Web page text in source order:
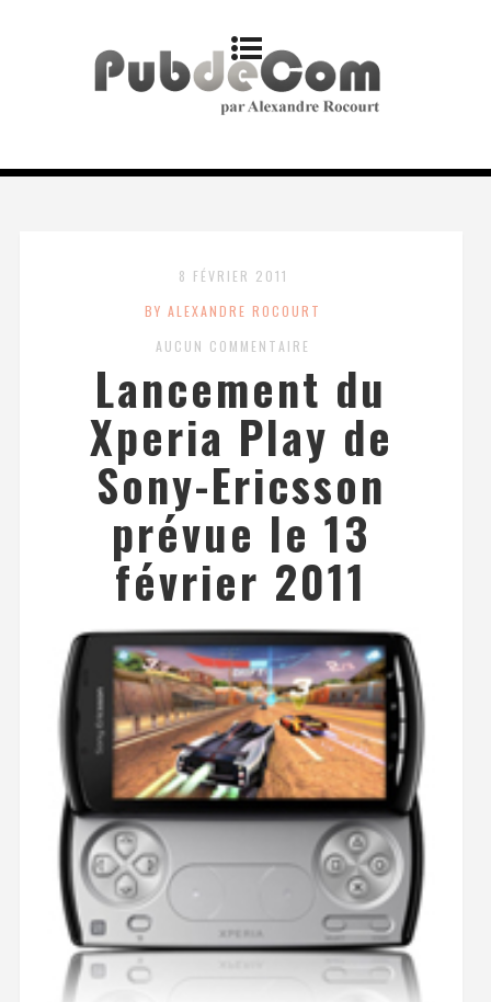
8 FÉVRIER 2011
BY ALEXANDRE ROCOURT
AUCUN COMMENTAIRE
Lancement du
Xperia Play de
Sony-Ericsson
prévue le 13
février 2011